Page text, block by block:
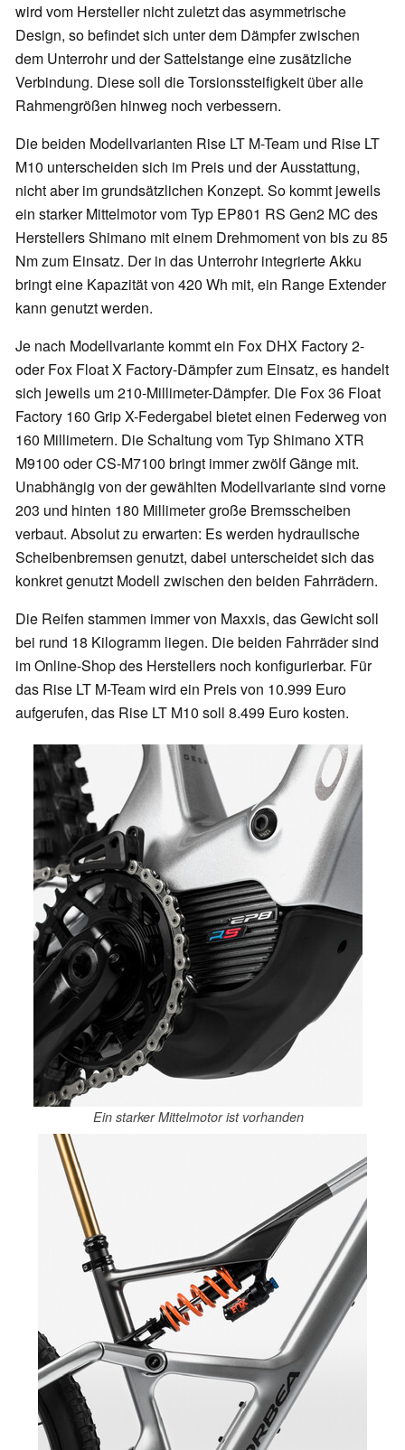
wird vom Hersteller nicht zuletzt das asymmetrische
Design, so befindet sich unter dem Dämpfer zwischen
dem Unterrohr und der Sattelstange eine zusätzliche
Verbindung. Diese soll die Torsionssteifigkeit über alle
Rahmengrößen hinweg noch verbessern.
Die beiden Modellvarianten Rise LT M-Team und Rise LT
M10 unterscheiden sich im Preis und der Ausstattung,
nicht aber im grundsätzlichen Konzept. So kommt jeweils
ein starker Mittelmotor vom Typ EP801 RS Gen2 MC des
Herstellers Shimano mit einem Drehmoment von bis zu 85
Nm zum Einsatz. Der in das Unterrohr integrierte Akku
bringt eine Kapazität von 420 Wh mit, ein Range Extender
kann genutzt werden.
Je nach Modellvariante kommt ein Fox DHX Factory 2-
oder Fox Float X Factory-Dämpfer zum Einsatz, es handelt
sich jeweils um 210-Millimeter-Dämpfer. Die Fox 36 Float
Factory 160 Grip X-Federgabel bietet einen Federweg von
160 Millimetern. Die Schaltung vom Typ Shimano XTR
M9100 oder CS-M7100 bringt immer zwölf Gänge mit.
Unabhängig von der gewählten Modellvariante sind vorne
203 und hinten 180 Millimeter große Bremsscheiben
verbaut. Absolut zu erwarten: Es werden hydraulische
Scheibenbremsen genutzt, dabei unterscheidet sich das
konkret genutzt Modell zwischen den beiden Fahrrädern.
Die Reifen stammen immer von Maxxis, das Gewicht soll
bei rund 18 Kilogramm liegen. Die beiden Fahrräder sind
im Online-Shop des Herstellers noch konfigurierbar. Für
das Rise LT M-Team wird ein Preis von 10.999 Euro
aufgerufen, das Rise LT M10 soll 8.499 Euro kosten.
Ein starker Mittelmotor ist vorhanden